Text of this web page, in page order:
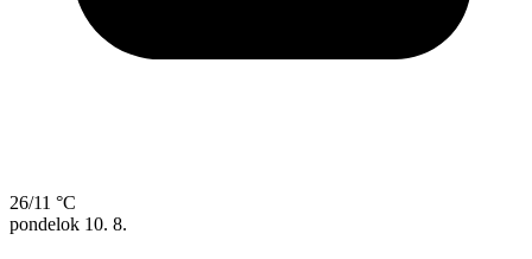
26/11 °C
pondelok 10. 8.